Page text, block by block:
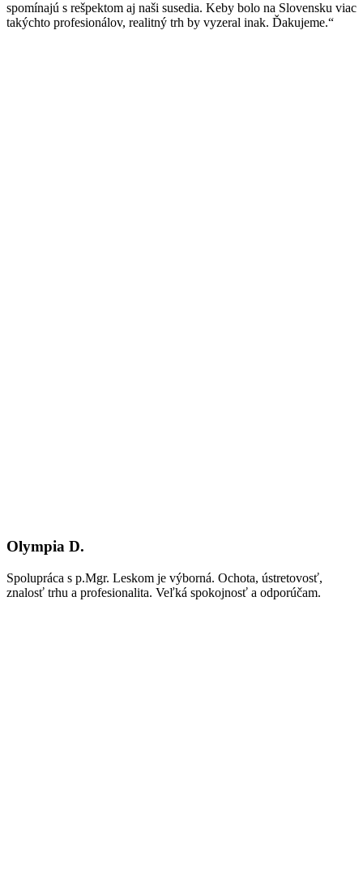
spomínajú s rešpektom aj naši susedia. Keby bolo na Slovensku viac
takýchto profesionálov, realitný trh by vyzeral inak. Ďakujeme.“
Olympia D.
Spolupráca s p.Mgr. Leskom je výborná. Ochota, ústretovosť,
znalosť trhu a profesionalita. Veľká spokojnosť a odporúčam.